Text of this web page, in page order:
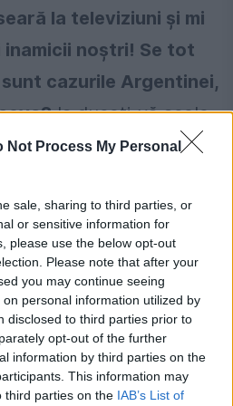
Not Process My Personal
sale, sharing to third parties, or
or sensitive information for
please use the below opt-out
Please note that after your
you may continue seeing
personal information utilized by
disclosed to third parties prior to
opt-out of the further
information by third parties on the
This information may
third parties on the IAB’s List of
la televiziuni și mi
noștri! Se tot
cazurile Argentinei,
Ia duceți-vă acolo.
jurnaliștii, trebuie să fiți
negativă, vă purtați
nici măcar nu a început
nostru eveniment din
să nu luptăm
rușilor.(Andrei